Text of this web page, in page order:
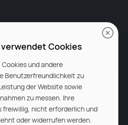
Cookies
und andere
Benutzerfreundlichkeit zu
der Website sowie
zu messen. Ihre
freiwillig, nicht erforderlich und
oder widerrufen werden.